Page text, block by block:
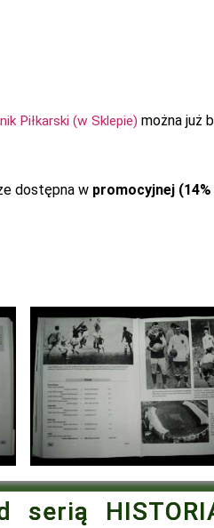
Piłkarski (w Sklepie) można już
dostępna w promocyjnej
serią